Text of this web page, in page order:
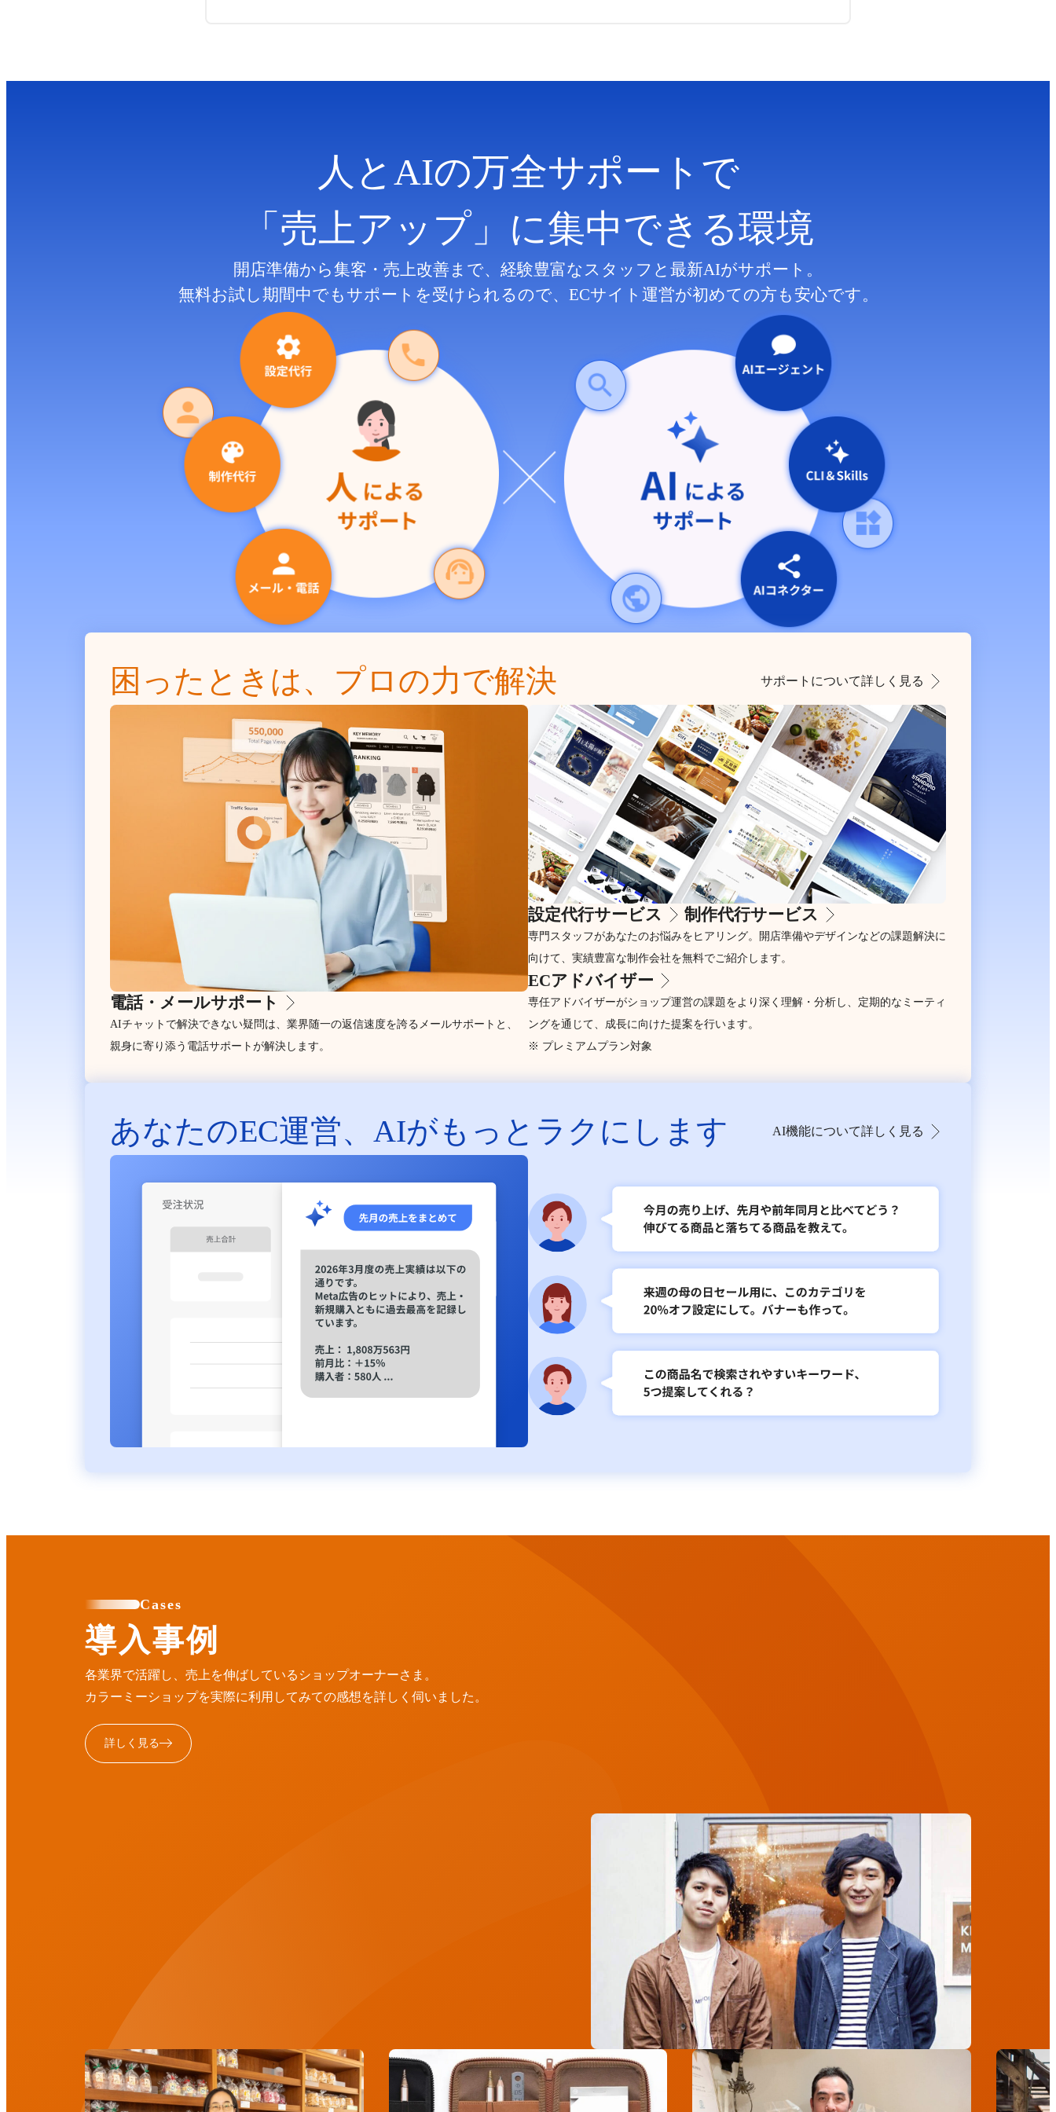
人とAIの万全サポートで
「売上アップ」に集中できる環境
開店準備から集客・売上改善まで、 経験豊富なスタッフと最新AIがサポート。
無料お試し期間中でもサポートを受けられるので、 ECサイト運営が初めての方も安心です。
困ったときは、プロの力で解決 サポートについて詳しく見る
電話・メールサポート
AIチャットで解決できない疑問は、業界随一の返信速度を誇るメールサポートと、
親身に寄り添う電話サポートが解決します。
設定代行サービス 制作代行サービス
専門スタッフがあなたのお悩みをヒアリング。開店準備やデザインなどの課題解決に
向けて、実績豊富な制作会社を無料でご紹介します。
ECアドバイザー
専任アドバイザーがショップ運営の課題をより深く理解・分析し、定期的なミーティ
ングを通じて、成長に向けた提案を行います。
※ プレミアムプラン対象
あなたのEC運営、 AIがもっとラクにします AI機能について詳しく見る
Cases
導入事例
各業界で活躍し、売上を伸ばしているショップオーナーさま。
カラーミーショップを実際に利用してみての感想を詳しく伺いました。
詳しく見る